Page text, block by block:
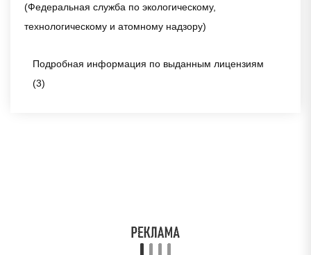
(Федеральная служба по экологическому,
технологическому и атомному надзору)
Подробная информация по выданным лицензиям
(3)